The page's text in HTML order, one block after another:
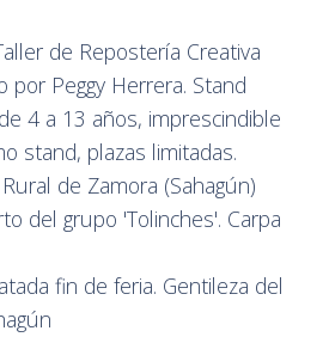
de Repostería Creativa
por Peggy Herrera. Stand
4 a 13 años, imprescindible
stand, plazas limitadas.
de Zamora (Sahagún)
del grupo 'Tolinches'. Carpa
fin de feria. Gentileza del